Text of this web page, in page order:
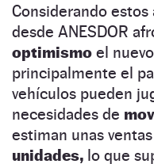
Considerando
desde ANESDOR
optimismo el
principalmente el
vehículos pueden
necesidades de
estiman unas
unidades, lo que